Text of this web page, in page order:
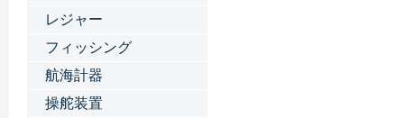
レジャー
フィッシング
航海計器
操舵装置